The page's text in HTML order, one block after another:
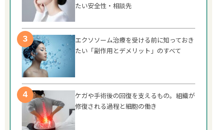
たい安全性・相談先
エクソソーム治療を受ける前に知っておき
たい「副作用とデメリット」のすべて
ケガや手術後の回復を支えるもの。組織が
修復される過程と細胞の働き